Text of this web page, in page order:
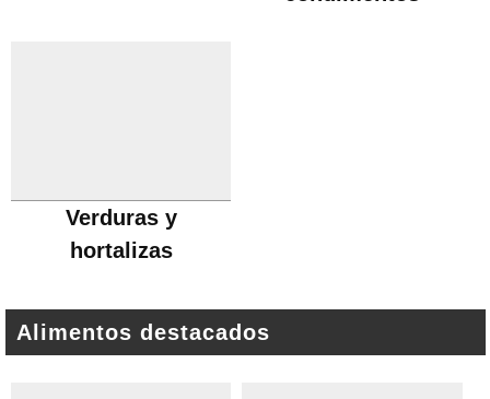
Verduras y
hortalizas
Alimentos destacados